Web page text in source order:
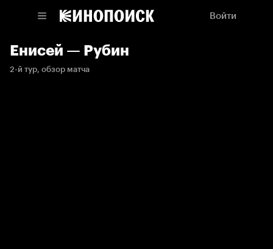
Войти
Енисей — Рубин
2-й тур, обзор матча